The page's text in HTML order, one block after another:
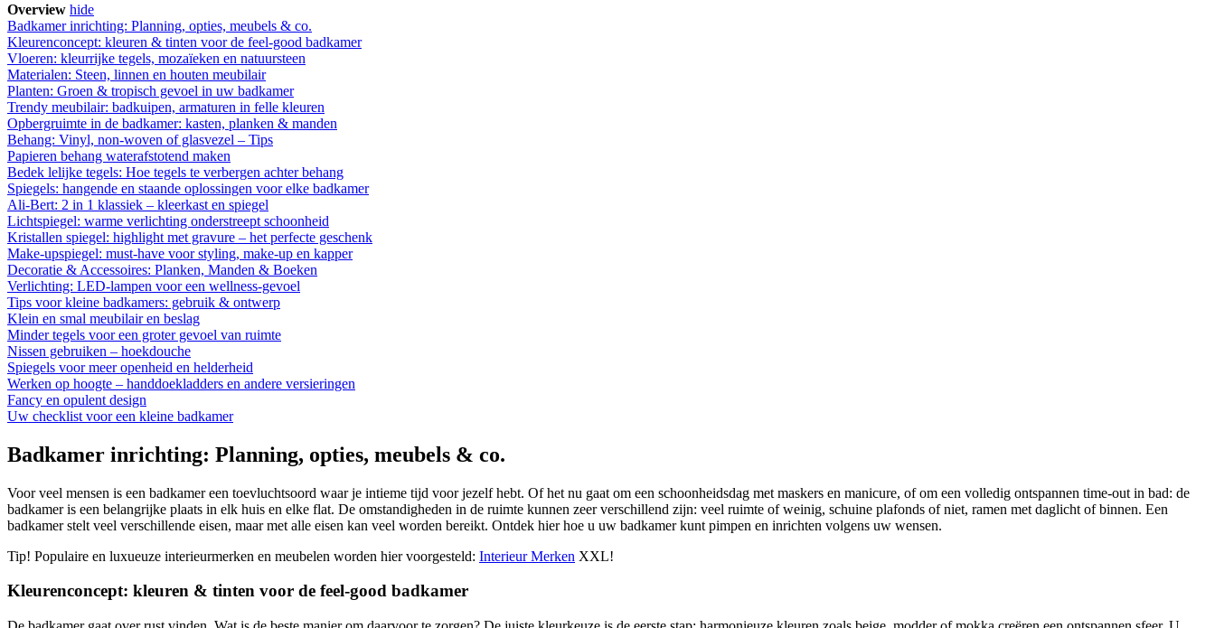
Overview hide
Badkamer inrichting: Planning, opties, meubels & co.
Kleurenconcept: kleuren & tinten voor de feel-good badkamer
Vloeren: kleurrijke tegels, mozaïeken en natuursteen
Materialen: Steen, linnen en houten meubilair
Planten: Groen & tropisch gevoel in uw badkamer
Trendy meubilair: badkuipen, armaturen in felle kleuren
Opbergruimte in de badkamer: kasten, planken & manden
Behang: Vinyl, non-woven of glasvezel – Tips
Papieren behang waterafstotend maken
Bedek lelijke tegels: Hoe tegels te verbergen achter behang
Spiegels: hangende en staande oplossingen voor elke badkamer
Ali-Bert: 2 in 1 klassiek – kleerkast en spiegel
Lichtspiegel: warme verlichting onderstreept schoonheid
Kristallen spiegel: highlight met gravure – het perfecte geschenk
Make-upspiegel: must-have voor styling, make-up en kapper
Decoratie & Accessoires: Planken, Manden & Boeken
Verlichting: LED-lampen voor een wellness-gevoel
Tips voor kleine badkamers: gebruik & ontwerp
Klein en smal meubilair en beslag
Minder tegels voor een groter gevoel van ruimte
Nissen gebruiken – hoekdouche
Spiegels voor meer openheid en helderheid
Werken op hoogte – handdoekladders en andere versieringen
Fancy en opulent design
Uw checklist voor een kleine badkamer
Badkamer inrichting: Planning, opties, meubels & co.
Voor veel mensen is een badkamer een toevluchtsoord waar je intieme tijd voor jezelf hebt. Of het nu gaat om een schoonheidsdag met maskers en manicure, of om een volledig ontspannen time-out in bad: de
badkamer is een belangrijke plaats in elk huis en elke flat. De omstandigheden in de ruimte kunnen zeer verschillend zijn: veel ruimte of weinig, schuine plafonds of niet, ramen met daglicht of binnen. Een
badkamer stelt veel verschillende eisen, maar met alle eisen kan veel worden bereikt. Ontdek hier hoe u uw badkamer kunt pimpen en inrichten volgens uw wensen.
Tip! Populaire en luxueuze interieurmerken en meubelen worden hier voorgesteld: Interieur Merken XXL!
Kleurenconcept: kleuren & tinten voor de feel-good badkamer